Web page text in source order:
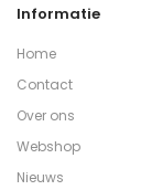
Informatie
Home
Contact
Over ons
Webshop
Nieuws